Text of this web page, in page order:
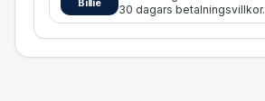
Billie
30 dagars betalningsvillkor.